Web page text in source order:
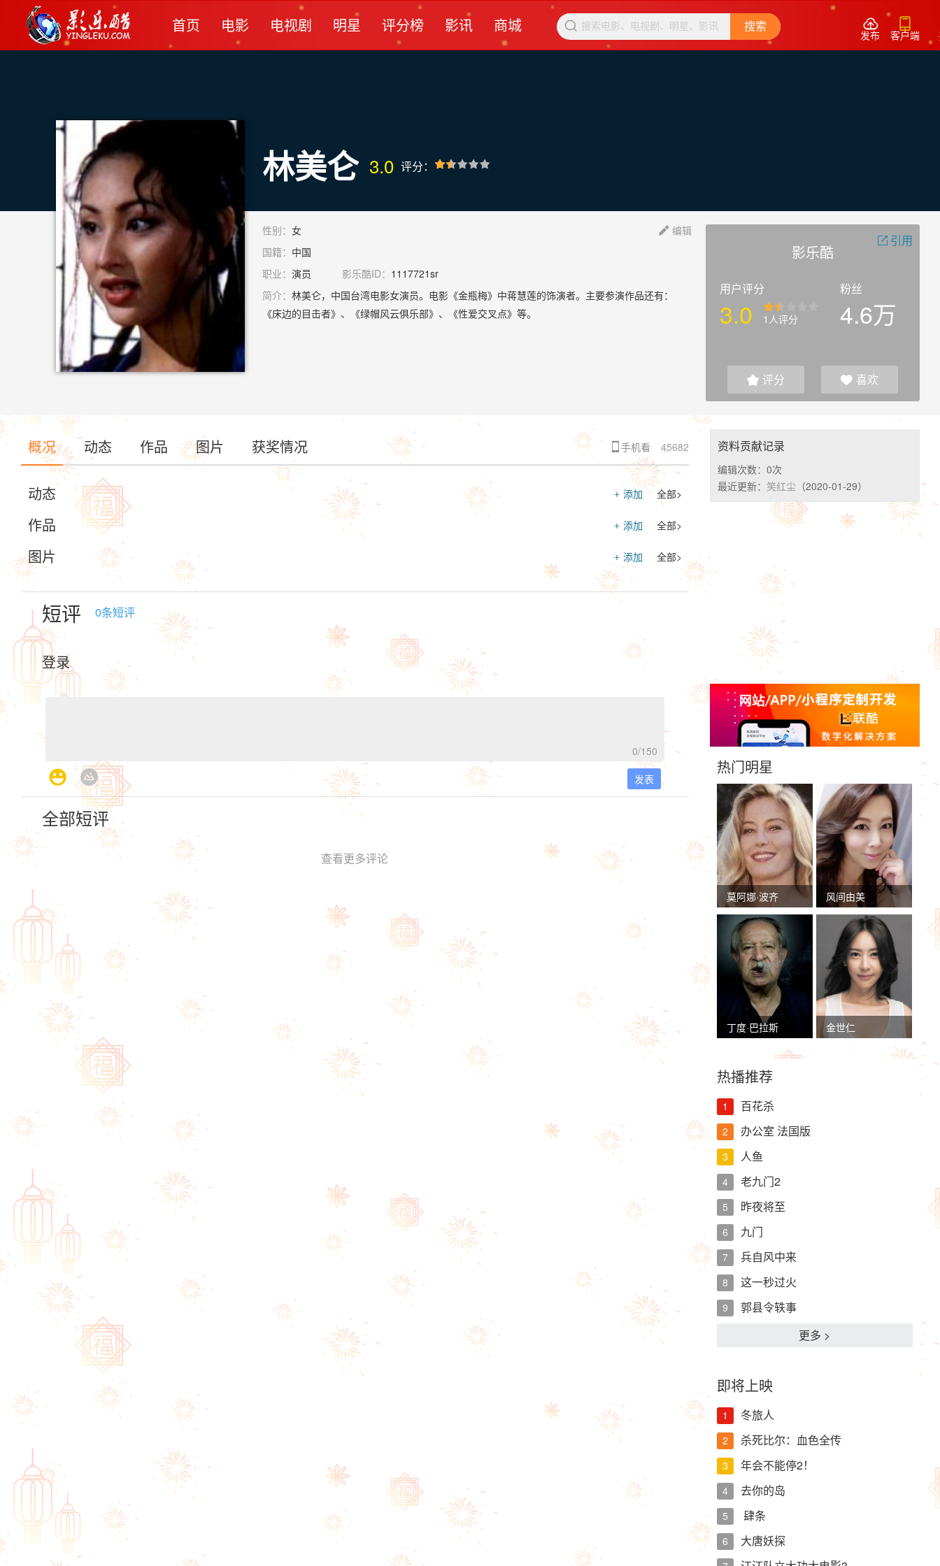
首页 电影 电视剧 明星 评分榜 影讯 商城  搜索 
发布

客户端
林美仑 3.0 评分：
性别： 女  编辑
国籍： 中国
职业： 演员 影乐酷ID： 1117721sr
简介： 林美仑，中国台湾电影女演员。电影《金瓶梅》中蒋慧莲的饰演者。主要参演作品还有：
《床边的目击者》、《绿帽风云俱乐部》、《性爱交叉点》等。
影乐酷
 引用
用户评分
3.0 1人评分
粉丝
4.6万
 评分  喜欢
45682
手机看
概况 动态 作品 图片 获奖情况
全部>
+ 添加
动态
全部>
+ 添加
作品
全部>
+ 添加
图片
短评 0条短评
登录
0/150
发表
全部短评
查看更多评论
资料贡献记录
编辑次数： 0次
最近更新： 笑红尘 （2020-01-29）
热门明星
莫阿娜·波齐 风间由美
丁度·巴拉斯 金世仁
热播推荐
1 百花杀
2 办公室 法国版
3 人鱼
4 老九门2
5 昨夜将至
6 九门
7 兵自风中来
8 这一秒过火
9
郭县令轶事
更多 >
即将上映
1 冬旅人
2 杀死比尔：血色全传
3 年会不能停2！
4 去你的岛
5 肆条
6 大唐妖探